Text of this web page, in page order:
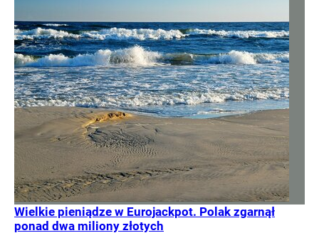
Wielkie pieniądze w Eurojackpot. Polak zgarnął
ponad dwa miliony złotych